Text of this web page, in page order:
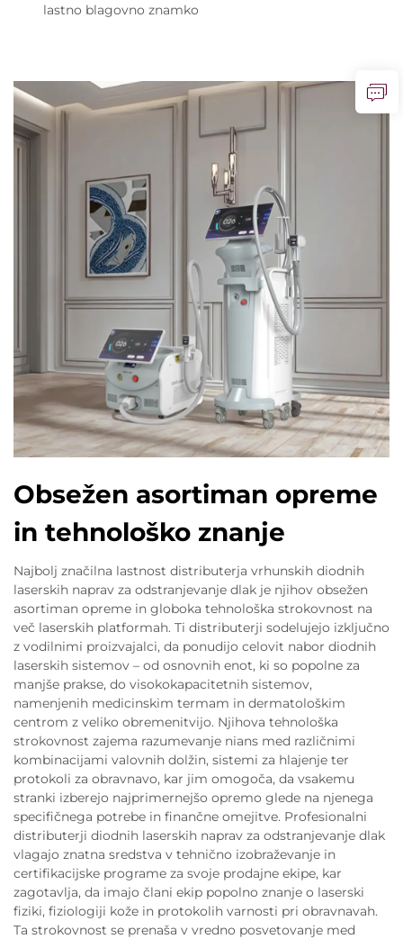
lastno blagovno znamko
Obsežen asortiman opreme
in tehnološko znanje
Najbolj značilna lastnost distributerja vrhunskih diodnih
laserskih naprav za odstranjevanje dlak je njihov obsežen
asortiman opreme in globoka tehnološka strokovnost na
več laserskih platformah. Ti distributerji sodelujejo izključno
z vodilnimi proizvajalci, da ponudijo celovit nabor diodnih
laserskih sistemov – od osnovnih enot, ki so popolne za
manjše prakse, do visokokapacitetnih sistemov,
namenjenih medicinskim termam in dermatološkim
centrom z veliko obremenitvijo. Njihova tehnološka
strokovnost zajema razumevanje nians med različnimi
kombinacijami valovnih dolžin, sistemi za hlajenje ter
protokoli za obravnavo, kar jim omogoča, da vsakemu
stranki izberejo najprimernejšo opremo glede na njenega
specifičnega potrebe in finančne omejitve. Profesionalni
distributerji diodnih laserskih naprav za odstranjevanje dlak
vlagajo znatna sredstva v tehnično izobraževanje in
certifikacijske programe za svoje prodajne ekipe, kar
zagotavlja, da imajo člani ekip popolno znanje o laserski
fiziki, fiziologiji kože in protokolih varnosti pri obravnavah.
Ta strokovnost se prenaša v vredno posvetovanje med